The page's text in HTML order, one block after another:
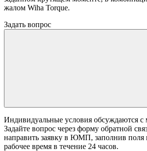
жалом Wiha Torque.
Задать вопрос
Индивидуальные условия обсуждаются
Задайте вопрос через форму обратной
направить заявку в ЮМП, заполнив
рабочее время в течение 24 часов.